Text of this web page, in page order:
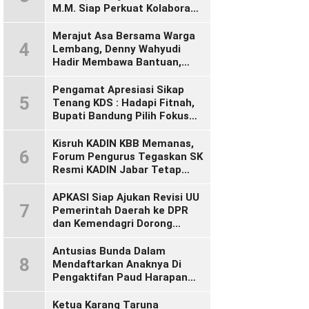
M.M. Siap Perkuat Kolaborasi
Lebih Maju dan Sejahtera
4
Merajut Asa Bersama Warga
Lembang, Denny Wahyudi
Hadir Membawa Bantuan,
Menyalakan Semangat
Generasi Muda
5
Pengamat Apresiasi Sikap
Tenang KDS : Hadapi Fitnah,
Bupati Bandung Pilih Fokus
6
Kisruh KADIN KBB Memanas,
Forum Pengurus Tegaskan SK
Resmi KADIN Jabar Tetap
Segera Bertindak
7
APKASI Siap Ajukan Revisi UU
Pemerintah Daerah ke DPR
dan Kemendagri Dorong
Daerah
8
Antusias Bunda Dalam
Mendaftarkan Anaknya Di
Pengaktifan Paud Harapan
Ketua Karang Taruna